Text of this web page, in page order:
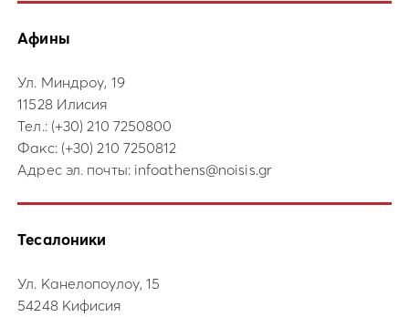
Афины
Ул. Миндроу, 19
11528 Илисия
Тел.: (+30) 210 7250800
Факс: (+30) 210 7250812
Адрес эл. почты: infoathens@noisis.gr
Тесалоники
Ул. Канелопоулоу, 15
54248 Кифисия